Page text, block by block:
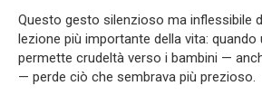
Questo gesto silenzioso ma inflessibile
lezione più importante della vita: quando
permette crudeltà verso i bambini —
— perde ciò che sembrava più prezioso.